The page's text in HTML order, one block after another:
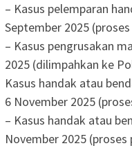
– Kasus pelemparan
September 2025
– Kasus pengrusakan
2025 (dilimpahkan ke
Kasus handak atau
6 November 2025
– Kasus handak atau
November 2025 (proses